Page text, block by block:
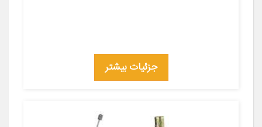
جزئیات بیشتر